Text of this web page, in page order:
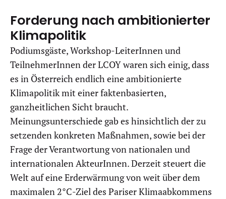
Forderung nach ambitionierter
Klimapolitik
Podiumsgäste, Workshop-LeiterInnen und
TeilnehmerInnen der LCOY waren sich einig, dass
es in Österreich endlich eine ambitionierte
Klimapolitik mit einer faktenbasierten,
ganzheitlichen Sicht braucht.
Meinungsunterschiede gab es hinsichtlich der zu
setzenden konkreten Maßnahmen, sowie bei der
Frage der Verantwortung von nationalen und
internationalen AkteurInnen. Derzeit steuert die
Welt auf eine Erderwärmung von weit über dem
maximalen 2°C-Ziel des Pariser Klimaabkommens